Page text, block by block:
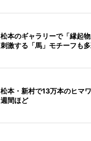
松本のギャラリーで「縁起
刺激する「馬」モチーフも
松本・新村で13万本のヒマ
週間ほど